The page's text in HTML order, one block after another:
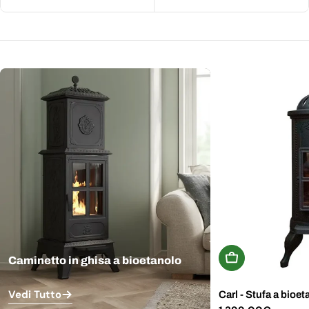
Caminetto in ghisa a bioetanolo
Vedi Tutto
Aggiungi Al
Carl - Stufa a